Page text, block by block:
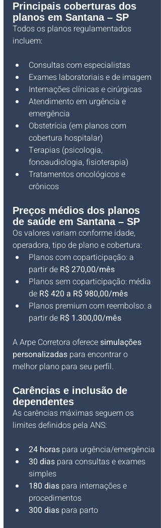
Principais coberturas dos
planos em Santana – SP
Todos os planos regulamentados
incluem:
Consultas com especialistas
Exames laboratoriais e de imagem
Internações clínicas e cirúrgicas
Atendimento em urgência e
emergência
Obstetrícia (em planos com
cobertura hospitalar)
Terapias (psicologia,
fonoaudiologia, fisioterapia)
Tratamentos oncológicos e
crônicos
Preços médios dos planos
de saúde em Santana – SP
Os valores variam conforme idade,
operadora, tipo de plano e cobertura:
Planos com coparticipação: a
partir de R$ 270,00/mês
Planos sem coparticipação: média
de R$ 420 a R$ 980,00/mês
Planos premium com reembolso: a
partir de R$ 1.300,00/mês
A Arpe Corretora oferece simulações
personalizadas para encontrar o
melhor plano para seu perfil.
Carências e inclusão de
dependentes
As carências máximas seguem os
limites definidos pela ANS:
24 horas para urgência/emergência
30 dias para consultas e exames
simples
180 dias para internações e
procedimentos
300 dias para parto